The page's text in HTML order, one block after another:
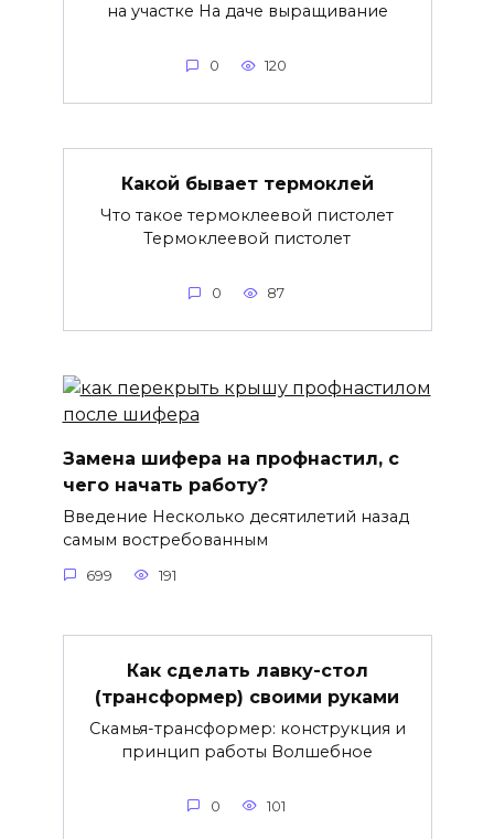
на участке На даче выращивание
0 120
Какой бывает термоклей
Что такое термоклеевой пистолет
Термоклеевой пистолет
0 87
Замена шифера на профнастил, с
чего начать работу?
Введение Несколько десятилетий назад
самым востребованным
699 191
Как сделать лавку-стол
(трансформер) своими руками
Скамья-трансформер: конструкция и
принцип работы Волшебное
0 101